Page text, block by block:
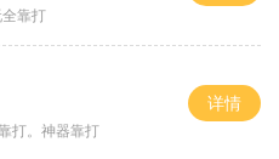
靠打
打。神器靠打
详情